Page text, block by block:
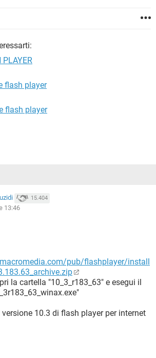
PLAYER
flash player
flash player
15.404
13:46
pub/flashplayer/install
la cartella "10_3_r183_63" e esegui il
10.3 di flash player per internet